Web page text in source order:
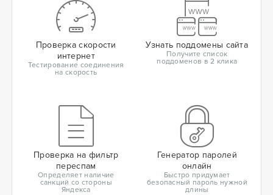
Проверка скорости
интернет
Тестирование соединения
на скорость
Узнать поддомены сайта
Получите список
поддоменов в 2 клика
Проверка на фильтр
переспам
Определяет наличие
санкций со стороны
Яндекса
Генератор паролей
онлайн
Быстро придумает
безопасный пароль нужной
длины